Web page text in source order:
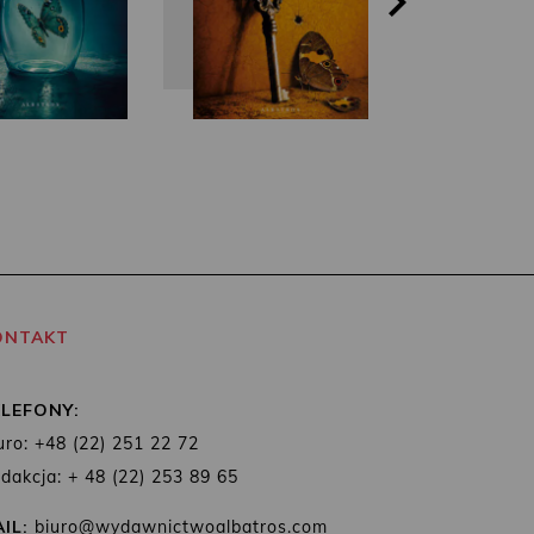
+48 (22) 251 22 72
+ 48 (22) 253 89 65
biuro@wydawnictwoalbatros.com